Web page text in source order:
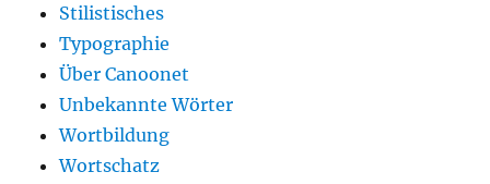
Stilistisches
Typographie
Über Canoonet
Unbekannte Wörter
Wortbildung
Wortschatz